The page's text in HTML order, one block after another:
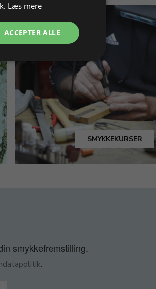
SMYKKEKURSER
smykkefremstilling.
.
Læs mere
ACCEPTER ALLE